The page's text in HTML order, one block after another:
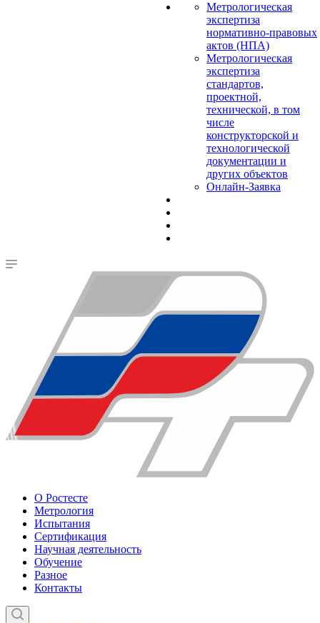
Метрологическая
экспертиза
нормативно-правовых
актов (НПА)
Метрологическая
экспертиза
стандартов,
проектной,
технической, в том
числе
конструкторской и
технологической
документации и
других объектов
Онлайн-Заявка
О Ростесте
Метрология
Испытания
Сертификация
Научная деятельность
Обучение
Разное
Контакты